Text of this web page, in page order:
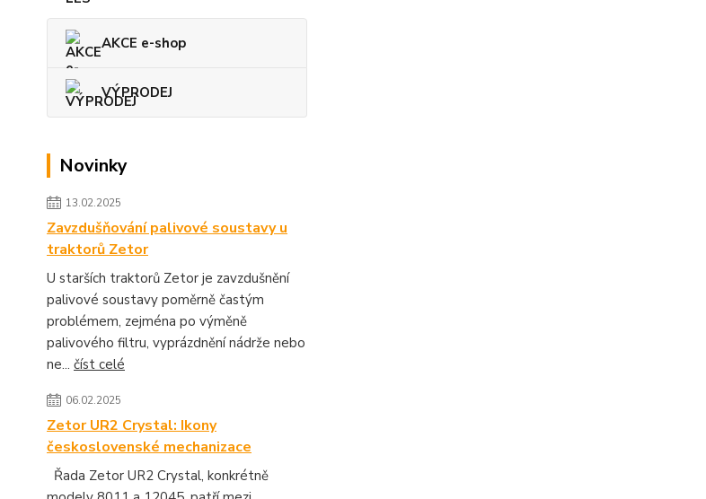
AKCE e-shop
VÝPRODEJ
Novinky
13.02.2025
Zavzdušňování palivové soustavy u
traktorů Zetor
U starších traktorů Zetor je zavzdušnění
palivové soustavy poměrně častým
problémem, zejména po výměně
palivového filtru, vyprázdnění nádrže nebo
ne... číst celé
06.02.2025
Zetor UR2 Crystal: Ikony
československé mechanizace
Řada Zetor UR2 Crystal, konkrétně